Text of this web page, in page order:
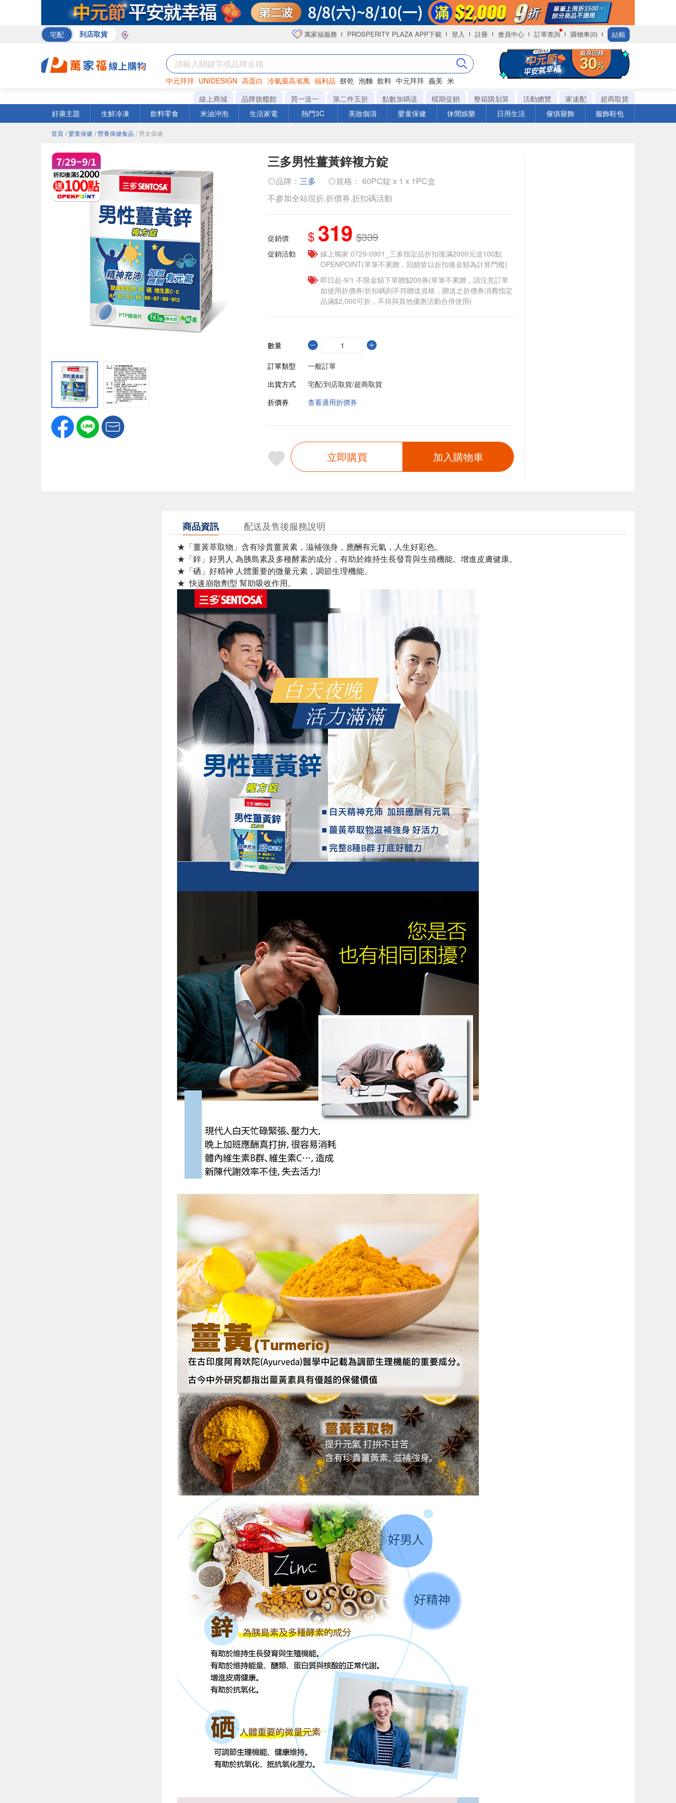
宅配 到店取貨 萬家福服務 PROSPERITY PLAZA APP下載 登入 註冊 會員中心 訂單查詢 購物車(0) 結帳
中元拜拜 UNIDESIGN 高蛋白 冷氣最高省萬 福利品 餅乾 泡麵 飲料 中元拜拜 義美 米
罐頭 咖啡 海苔
線上商城 品牌旗艦館 買一送一 第二件五折 點數加碼送 檔期促銷 整箱購划算 活動總覽 家速配
超商取貨
好康主題
生鮮冷凍 飲料零食 米油沖泡 生活家電 熱門3C 美妝個清 嬰童保健 休閒娛樂 日用生活 傢俱寢飾 服飾鞋包
首頁 / 嬰童保健 / 營養保健食品 / 男女保健
三多男性薑黃鋅複方錠
◎品牌： 三多
◎規格： 60PC錠 x 1 x 1PC盒
不參加全站現折.折價券.折扣碼活動
促銷價 $ 319 $339
促銷活動
線上獨家 0729-0901_三多指定品折扣後滿2000元送100點
OPENPOINT(單筆不累贈，回饋皆以折扣後金額為計算門檻)
即日起-9/1 不限金額下單贈$200券(單筆不累贈，請注意訂單
如使用折價券/折扣碼則不符贈送資格，贈送之折價券消費指定
品滿$2,000可折，不得與其他優惠活動合併使用)
數量
訂單類型
一般訂單
出貨方式
宅配/到店取貨/超商取貨
折價券
查看適用折價券
立即購買 加入購物車
商品資訊 配送及售後服務說明
★「薑黃萃取物」含有珍貴薑黃素，滋補強身，應酬有元氣，人生好彩色。
★「鋅」好男人 為胰島素及多種酵素的成分，有助於維持生長發育與生殖機能。增進皮膚健康。
★「硒」好精神 人體重要的微量元素，調節生理機能。
★ 快速崩散劑型 幫助吸收作用。